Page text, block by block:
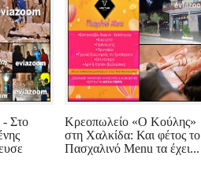
Στο
Κρεοπωλείο «Ο Κούλης»
στη Χαλκίδα: Και φέτος το
Πασχαλινό Μenu τα έχει...